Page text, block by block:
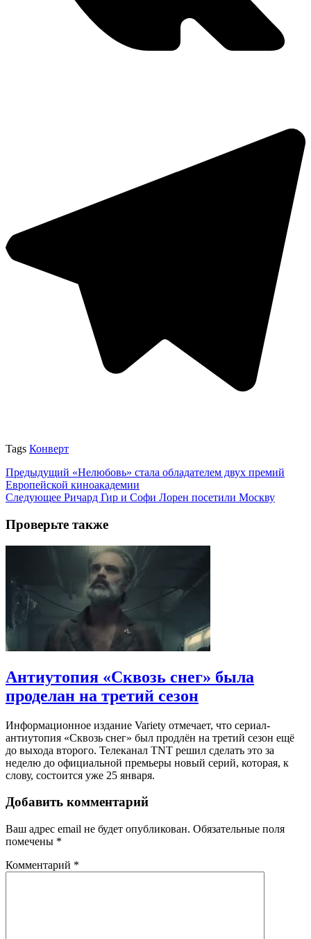
Tags Конверт
Предыдущий «Нелюбовь» стала обладателем двух премий
Европейской киноакадемии
Следующее Ричард Гир и Софи Лорен посетили Москву
Проверьте также
Антиутопия «Сквозь снег» была
проделан на третий сезон
Информационное издание Variety отмечает, что сериал-
антиутопия «Сквозь снег» был продлён на третий сезон ещё
до выхода второго. Телеканал TNT решил сделать это за
неделю до официальной премьеры новый серий, которая, к
слову, состоится уже 25 января.
Добавить комментарий
Ваш адрес email не будет опубликован. Обязательные поля
помечены *
Комментарий *